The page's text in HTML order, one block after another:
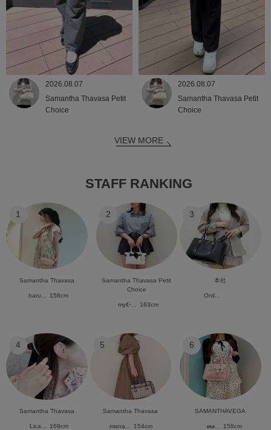
2026.08.07
Samantha Thavasa Petit
Choice
2026.08.07
Samantha Thavasa Petit
Choice
VIEW MORE
STAFF RANKING
1
Samantha Thavasa
haru... 158cm
2
Samantha Thavasa Petit
Choice
my☪︎... 163cm
3
本社
Onli...
4
Samantha Thavasa
Lica... 169cm
5
Samantha Thavasa
mana... 154cm
6
SAMANTHAVEGA
𝒎𝒂... 158cm